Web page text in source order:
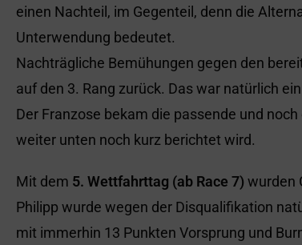
einen Nachteil, im Gegenteil, denn die
Unterwendung bedeutet.
Nachträgliche Bemühungen gegen den
auf den 3. Rang zurück. Das war natürlich
Der Franzose bekam die passende und
weiter unten noch kurz berichtet wird.
Mit dem 5. Wettfahrttag (ab Race 7) wurden
Philipp wurde wegen der Disqualifikation
mit immerhin 13 Punkten Vorsprung und